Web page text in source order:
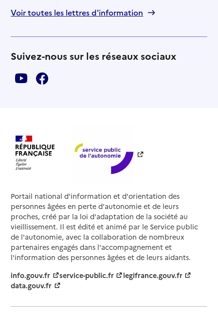
Voir toutes les lettres d'information
Suivez-nous sur les réseaux sociaux
Portail national d'information et d'orientation des
personnes âgées en perte d'autonomie et de leurs
proches, créé par la loi d'adaptation de la société au
vieillissement. Il est édité et animé par le Service public
de l'autonomie, avec la collaboration de nombreux
partenaires engagés dans l'accompagnement et
l'information des personnes âgées et de leurs aidants.
info.gouv.fr
service-public.fr
legifrance.gouv.fr
data.gouv.fr